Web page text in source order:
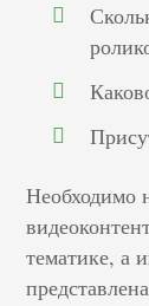
Необходимо
тематике, а